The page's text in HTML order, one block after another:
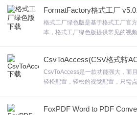
5.内置升级工具，可以快速升级程序至最
6.简单易用的界面，您只需导入电子书文件
8.易于使用，一键式转换器。
9.这些格式都可以通过Kobo Converter执
FormatFactory格式工厂
格式工厂绿色版是基于格式工厂官
本，格式工厂绿色版提供常见的视
色版禁止在线更新新版全新的UI多
扁平风格界面，利器在手，转换不
件园下载体验。
CsvToAccess是一款功能强大，而
轻松配置，轻松的视觉配置，只需点
表单导入到ACCESS数据库文件中